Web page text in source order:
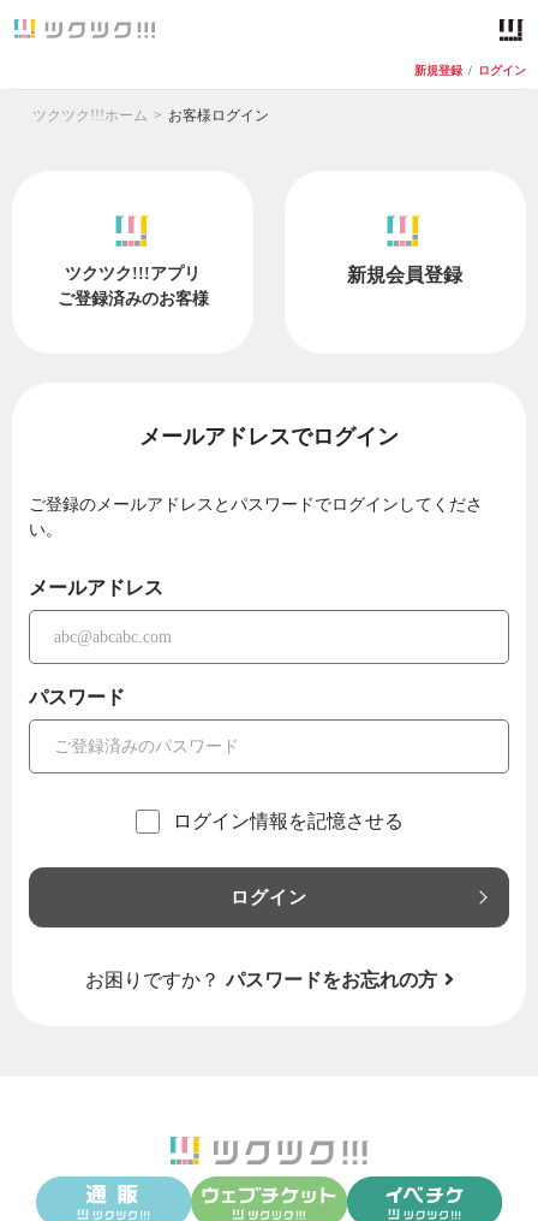
新規登録 / ログイン
ツクツク!!!ホーム お客様ログイン
ツクツク!!!アプリ
ご登録済みのお客様
新規会員登録
メールアドレスでログイン
ご登録のメールアドレスとパスワードでログインしてくださ
い。
メールアドレス
パスワード
ログイン情報を記憶させる
ログイン
お困りですか？ パスワードをお忘れの方